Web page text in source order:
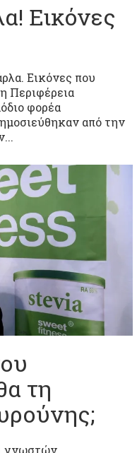
Εικόνες
Εικόνες που
Περιφέρεια
φορέα
από την
τη
γνωστών